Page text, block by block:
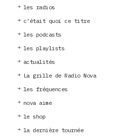
les radios
c’était quoi ce titre
les podcasts
les playlists
actualités
La grille de Radio Nova
les fréquences
nova aime
le shop
la dernière tournée